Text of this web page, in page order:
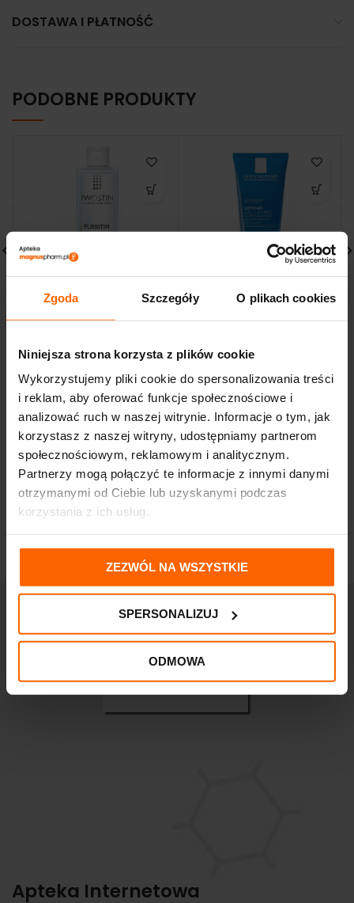
Zgoda Szczegóły O plikach cookies
Niniejsza strona korzysta z plików cookie
Wykorzystujemy pliki cookie do spersonalizowania treści
i reklam, aby oferować funkcje społecznościowe i
analizować ruch w naszej witrynie. Informacje o tym, jak
korzystasz z naszej witryny, udostępniamy partnerom
społecznościowym, reklamowym i analitycznym.
Partnerzy mogą połączyć te informacje z innymi danymi
otrzymanymi od Ciebie lub uzyskanymi podczas
korzystania z ich usług.
ZEZWÓL NA WSZYSTKIE
SPERSONALIZUJ
ODMOWA
DOSTAWA I PŁATNOŚĆ
PODOBNE PRODUKTY
IWOSTIN PURRITIN PŁYN
LA ROCHE LIPIKAR ŻEL
Apteka Internetowa